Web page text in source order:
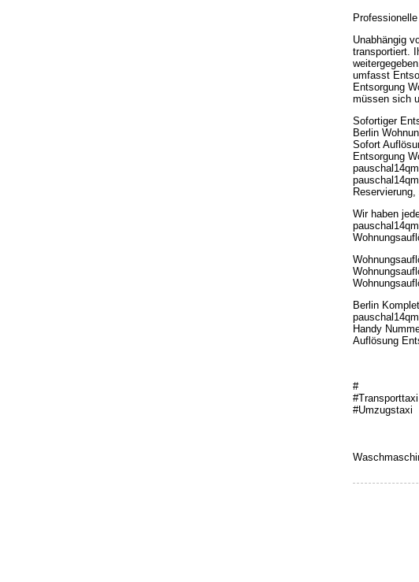
Unabhängig
transportiert.
umfasst
Entsorgung
müssen sich
Sofortiger
Berlin
Sofort
Entsorgung
Wir haben
Berlin
Handy
Auflösung
#
#Transporttaxi
#Umzugstaxi